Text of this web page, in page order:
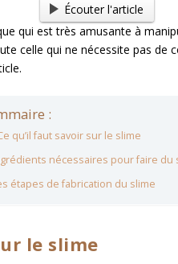
Écouter l'article
qui est très amusante à
celle qui ne nécessite pas de
:
qu’il faut savoir sur le slime
nécessaires pour faire du
étapes de fabrication du slime
le slime